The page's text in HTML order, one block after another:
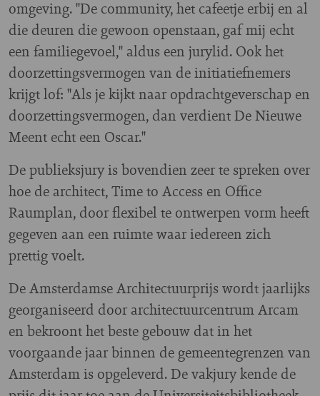
omgeving. "De community, het cafeetje erbij en al
die deuren die gewoon openstaan, gaf mij echt
een familiegevoel," aldus een jurylid. Ook het
doorzettingsvermogen van de initiatiefnemers
krijgt lof: "Als je kijkt naar opdrachtgeverschap en
doorzettingsvermogen, dan verdient De Nieuwe
Meent echt een Oscar."
De publieksjury is bovendien zeer te spreken over
hoe de architect, Time to Access en Office
Raumplan, door flexibel te ontwerpen vorm heeft
gegeven aan een ruimte waar iedereen zich
prettig voelt.
De Amsterdamse Architectuurprijs wordt jaarlijks
georganiseerd door architectuurcentrum Arcam
en bekroont het beste gebouw dat in het
voorgaande jaar binnen de gemeentegrenzen van
Amsterdam is opgeleverd. De vakjury kende de